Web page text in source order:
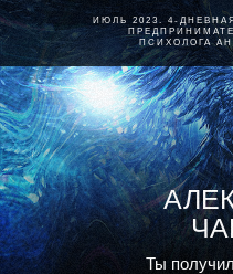
ИЮЛЬ 2023. 4-
ПСИХОЛОГА
Ты